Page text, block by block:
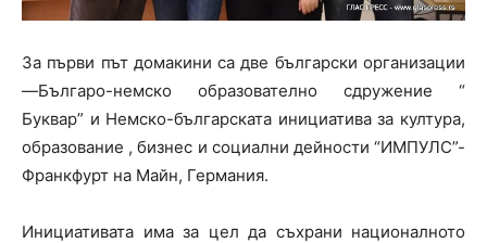
За първи път домакини са две български организации
—Българо-немско образователно сдружение “
Буквар” и Немско-българската инициатива за култура,
образование , бизнес и социални дейности “ИМПУЛС”-
Франкфурт на Майн, Германия.
Инициативата има за цел да съхрани националното